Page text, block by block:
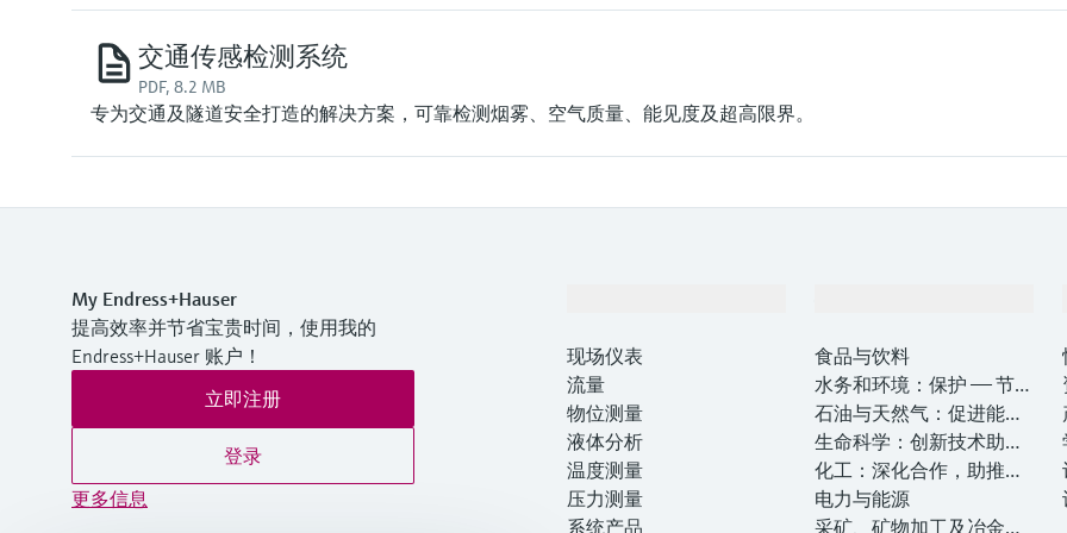
交通传感检测系统
PDF, 8.2 MB
专为交通及隧道安全打造的解决方案，可靠检测烟雾、空气质量、能见度及超高限界。
My Endress+Hauser
提高效率并节省宝贵时间，使用我的
Endress+Hauser 账户！
立即注册
登录
更多信息
现场仪表
流量
物位测量
液体分析
温度测量
压力测量
系统产品
食品与饮料
水务和环境：保护 —— 节约
—— 提高
石油与天然气：促进能源
转型，实现净零目标
生命科学：创新技术助推
卓越运营
化工：深化合作，助推可
持续成功
电力与能源
采矿、矿物加工及冶金：